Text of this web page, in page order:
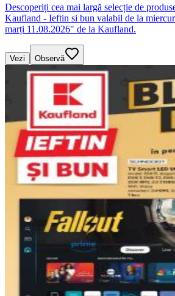
Descoperiți cea mai largă selecție de
Kaufland - Ieftin si bun valabil de la
marți 11.08.2026" de la Kaufland.
Vezi Observă